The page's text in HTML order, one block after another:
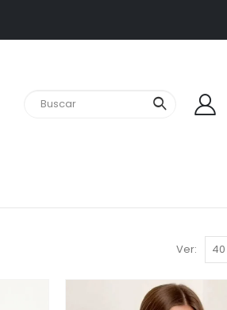
Ver: